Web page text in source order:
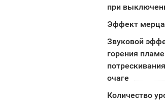
при
Эффект
Звуковой
горения
очаге
Количество